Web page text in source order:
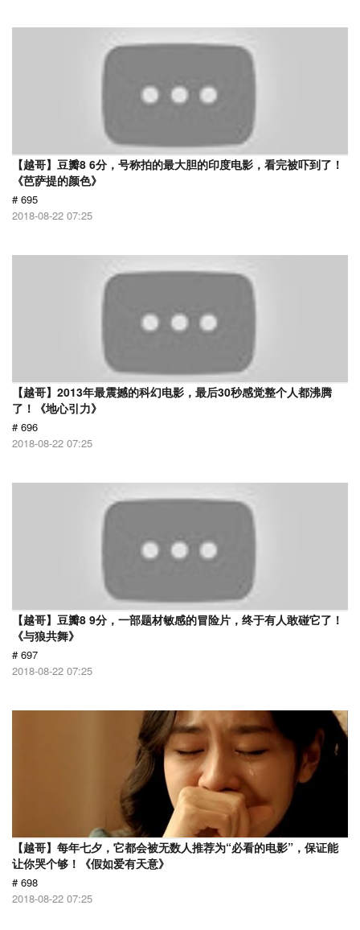
【越哥】豆瓣8 6分，号称拍的最大胆的印度电影，看完被吓到了！
《芭萨提的颜色》
# 695
2018-08-22 07:25
【越哥】2013年最震撼的科幻电影，最后30秒感觉整个人都沸腾
了！《地心引力》
# 696
2018-08-22 07:25
【越哥】豆瓣8 9分，一部题材敏感的冒险片，终于有人敢碰它了！
《与狼共舞》
# 697
2018-08-22 07:25
【越哥】每年七夕，它都会被无数人推荐为“必看的电影”，保证能
让你哭个够！《假如爱有天意》
# 698
2018-08-22 07:25